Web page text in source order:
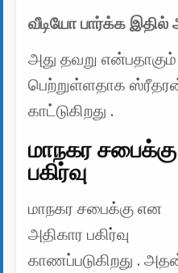
வீடியோ பார்க்க இதில்
அது தவறு
பெற்றுள்ளதாக ஸ்ரீதரன்
காட்டுகிறது .
மாநகர
பகிர்வு
மாநகர சபைக்கு என
அதிகார பகிர்வு
காணப்படுகிறது .